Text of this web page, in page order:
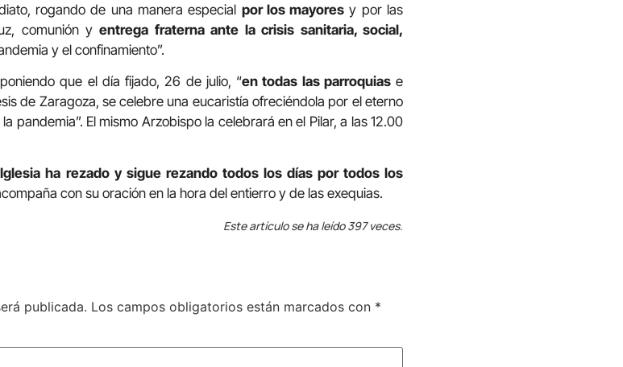
rogando de una manera especial por los mayores y por las
comunión yentrega fraterna ante la crisis sanitaria, social,
y el confinamiento”.
que el día fijado, 26 de julio, “en todas las parroquiase
de Zaragoza, se celebre una eucaristía ofreciéndola por el eterno
pandemia”. El mismo Arzobispo la celebrará en el Pilar, a las 12.00
ha rezado y sigue rezando todos los días por todos los
con su oración en la hora del entierro y de las exequias.
Este artículo se ha leído 397 veces.
publicada. Los campos obligatorios están marcados con *